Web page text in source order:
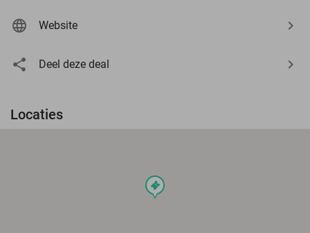
Website
Deel deze deal
Locaties
events